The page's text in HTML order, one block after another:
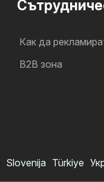
Как да
B2B зона
Slovenija Türkiye